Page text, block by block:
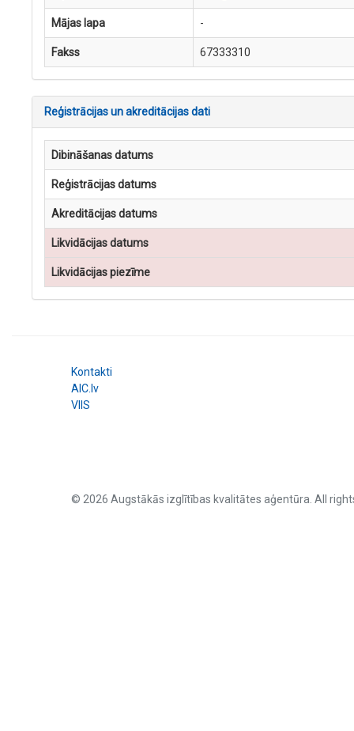
Mājas lapa -
Fakss 67333310
Reģistrācijas un akreditācijas dati
Dibināšanas datums
Reģistrācijas datums
Akreditācijas datums
Likvidācijas datums
Likvidācijas piezīme
Kontakti
AIC.lv
VIIS
© 2026 Augstākās izglītības kvalitātes aģentūra. All